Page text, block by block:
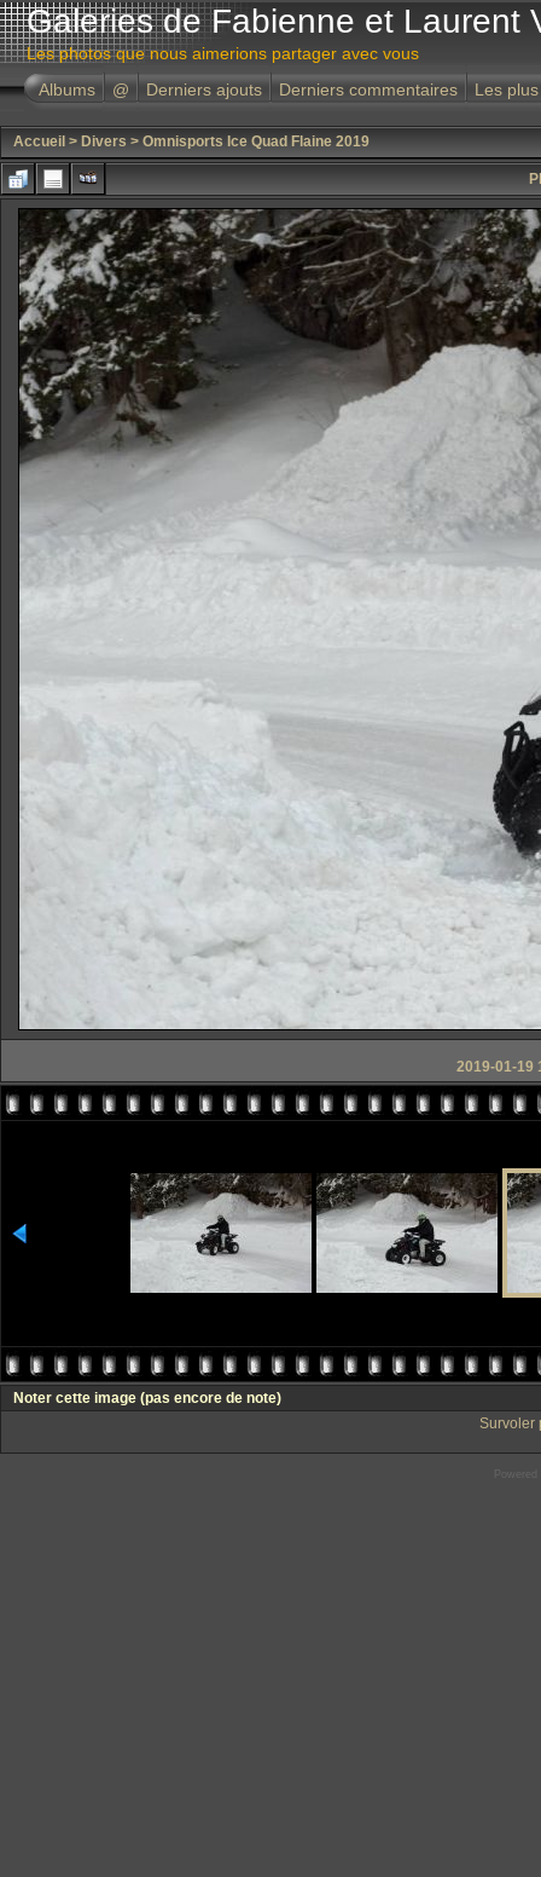
Galeries de Fabienne et Laurent
Les photos que nous aimerions partager avec vous
Albums
@ Derniers ajouts Derniers commentaires Les
Accueil > Divers > Omnisports Ice Quad Flaine 2019
2019-01-19
Noter cette image (pas encore de note)
Survoler